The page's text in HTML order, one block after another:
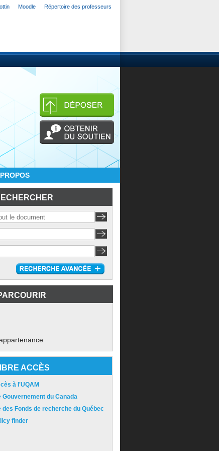
Moodle Répertoire des professeurs
ACCÈS
à l'UQAM
Gouvernement du Canada
des Fonds de recherche du Québec
finder